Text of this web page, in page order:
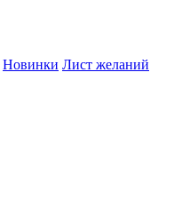
Новинки Лист желаний